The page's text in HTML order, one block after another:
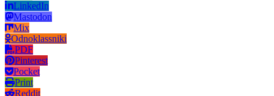
LinkedIn
Mastodon
Mix
Odnoklassniki
PDF
Pinterest
Pocket
Print
Reddit